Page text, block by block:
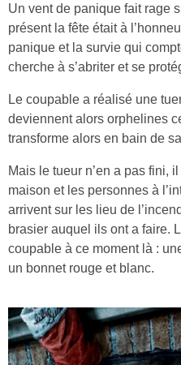
Un vent de panique fait rage
présent la fête était à
panique et la survie qui
cherche à s’abriter et se
Le coupable a réalisé une
deviennent alors orphelines
transforme alors en bain de
Mais le tueur n’en a pas fini,
maison et les personnes à
arrivent sur les lieu de
brasier auquel ils ont a faire.
coupable à ce moment là :
un bonnet rouge et blanc.